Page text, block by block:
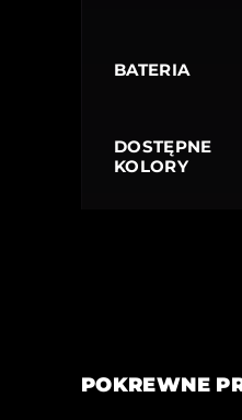
BATERIA
DOSTĘPNE
KOLORY
POKREWNE